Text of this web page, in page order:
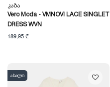
Კაბა
Vero Moda - VMNOVI LACE SINGLET
DRESS WVN
189,95 ₾
ახალი